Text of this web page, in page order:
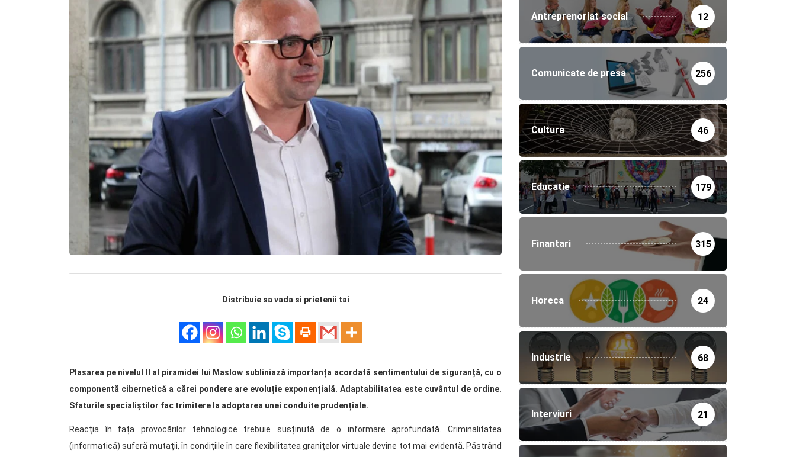
Distribuie sa vada si prietenii tai
Plasarea pe nivelul II al piramidei lui Maslow subliniază importanța acordată sentimentului de siguranță, cu o
componentă cibernetică a cărei pondere are evoluție exponențială. Adaptabilitatea este cuvântul de ordine.
Sfaturile specialiștilor fac trimitere la adoptarea unei conduite prudențiale.
Reacția în fața provocărilor tehnologice trebuie susținută de o informare aprofundată. Criminalitatea
(informatică) suferă mutații, în condițiile în care flexibilitatea granițelor virtuale devine tot mai evidentă. Păstrând
Antreprenoriat social 12
Comunicate de presa 256
Cultura 46
Educatie 179
Finantari 315
Horeca 24
Industrie 68
Interviuri 21